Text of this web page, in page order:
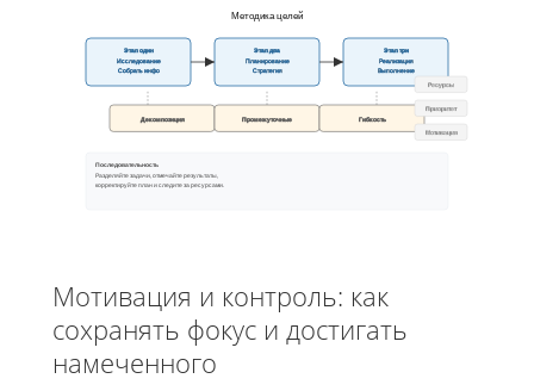
Методика целей
Этап один
Исследование
Собрать инфо
Этап два
Планирование
Стратегия
Этап три
Реализация
Выполнение
Декомпозиция Промежуточные Гибкость
Ресурсы
Приоритет
Мотивация
Последовательность
Разделяйте задачи, отмечайте результаты,
корректируйте план и следите за ресурсами.
Мотивация и контроль: как
сохранять фокус и достигать
намеченного